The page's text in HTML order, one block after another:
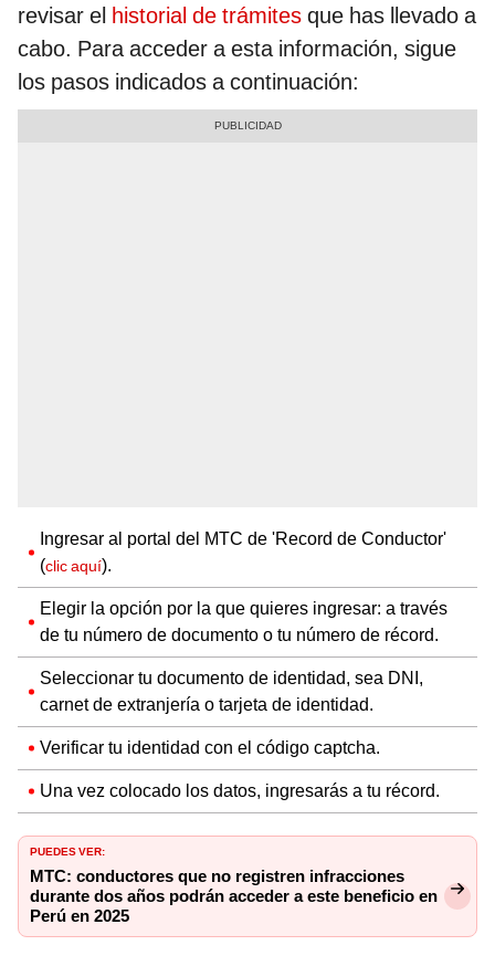
revisar el historial de trámites que has llevado a
cabo. Para acceder a esta información, sigue
los pasos indicados a continuación:
Ingresar al portal del MTC de 'Record de Conductor'
(clic aquí).
Elegir la opción por la que quieres ingresar: a través
de tu número de documento o tu número de récord.
Seleccionar tu documento de identidad, sea DNI,
carnet de extranjería o tarjeta de identidad.
Verificar tu identidad con el código captcha.
Una vez colocado los datos, ingresarás a tu récord.
PUEDES VER:
MTC: conductores que no registren infracciones
durante dos años podrán acceder a este beneficio en
Perú en 2025